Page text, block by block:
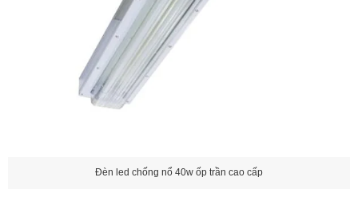
Đèn led chống nổ 40w ốp trần cao cấp